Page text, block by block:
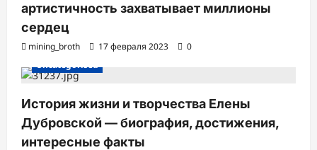
артистичность захватывает миллионы
сердец
mining_broth 17 февраля 2023
0
Uncategorised
История жизни и творчества Елены
Дубровской — биография, достижения,
интересные факты